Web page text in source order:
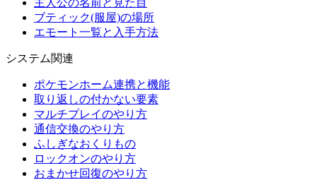
主人公の名前と見た目
ブティック(服屋)の場所
エモート一覧と入手方法
システム関連
ポケモンホーム連携と機能
取り返しの付かない要素
マルチプレイのやり方
通信交換のやり方
ふしぎなおくりもの
ロックオンのやり方
おまかせ回復のやり方